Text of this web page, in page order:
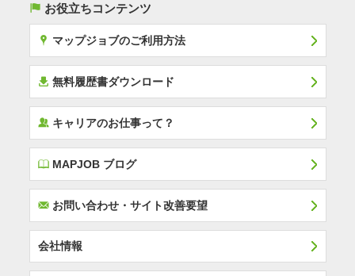
( お役立ちコンテンツ
x マップジョブのご利用方法
í 無料履歴書ダウンロード
‰キャリアのお仕事って？
EMAPJOB ブログ
Fお問い合わせ・サイト改善要望
会社情報